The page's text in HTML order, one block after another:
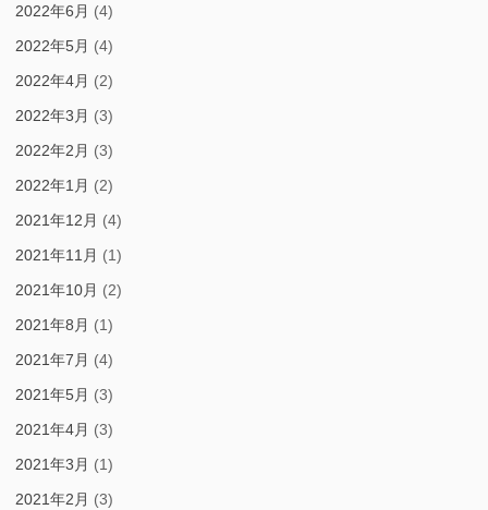
2022年6月 (4)
2022年5月 (4)
2022年4月 (2)
2022年3月 (3)
2022年2月 (3)
2022年1月 (2)
2021年12月 (4)
2021年11月 (1)
2021年10月 (2)
2021年8月 (1)
2021年7月 (4)
2021年5月 (3)
2021年4月 (3)
2021年3月 (1)
2021年2月 (3)